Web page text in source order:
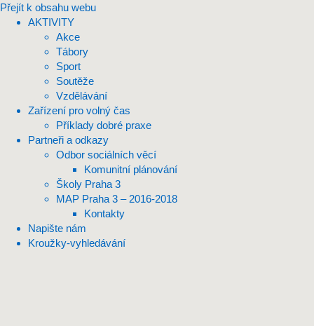
Přejít k obsahu webu
AKTIVITY
Akce
Tábory
Sport
Soutěže
Vzdělávání
Zařízení pro volný čas
Příklady dobré praxe
Partneři a odkazy
Odbor sociálních věcí
Komunitní plánování
Školy Praha 3
MAP Praha 3 – 2016-2018
Kontakty
Napište nám
Kroužky-vyhledávání